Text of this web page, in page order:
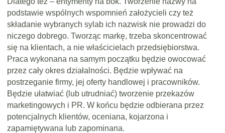
podstawie wspólnych wspomnień założycieli czy też
składanie wybranych sylab ich nazwisk nie prowadzi do
niczego dobrego. Tworząc markę, trzeba skoncentrować
się na klientach, a nie właścicielach przedsiębiorstwa.
Praca wykonana na samym początku będzie owocować
przez cały okres działalności. Będzie wpływać na
postrzeganie firmy, jej oferty handlowej i pracowników.
Będzie ułatwiać (lub utrudniać) tworzenie przekazów
marketingowych i PR. W końcu będzie odbierana przez
potencjalnych klientów, oceniana, kojarzona i
zapamiętywana lub zapominana.